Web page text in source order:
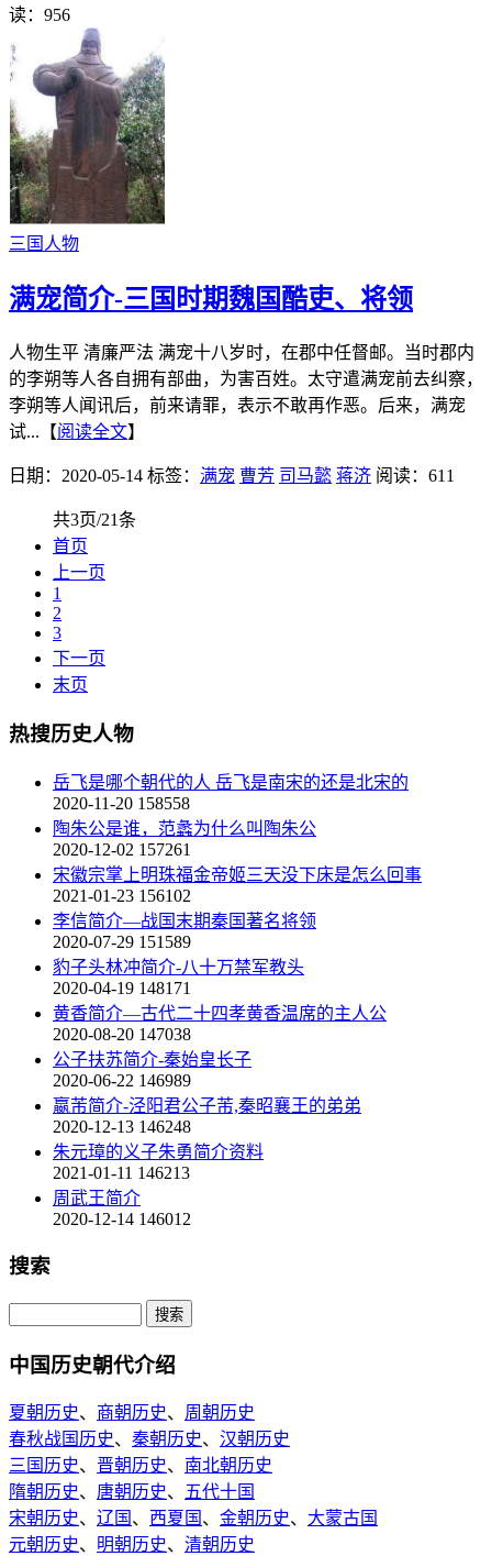
读：956
三国人物
满宠简介-三国时期魏国酷吏、将领
人物生平 清廉严法 满宠十八岁时，在郡中任督邮。当时郡内
的李朔等人各自拥有部曲，为害百姓。太守遣满宠前去纠察，
李朔等人闻讯后，前来请罪，表示不敢再作恶。后来，满宠
试...【阅读全文】
日期：2020-05-14 标签： 满宠 曹芳 司马懿 蒋济 阅读：611
共3页/21条
首页
上一页
1
2
3
下一页
末页
热搜历史人物
岳飞是哪个朝代的人 岳飞是南宋的还是北宋的
2020-11-20 158558
陶朱公是谁，范蠡为什么叫陶朱公
2020-12-02 157261
宋徽宗掌上明珠福金帝姬三天没下床是怎么回事
2021-01-23 156102
李信简介—战国末期秦国著名将领
2020-07-29 151589
豹子头林冲简介-八十万禁军教头
2020-04-19 148171
黄香简介—古代二十四孝黄香温席的主人公
2020-08-20 147038
公子扶苏简介-秦始皇长子
2020-06-22 146989
嬴芾简介-泾阳君公子芾,秦昭襄王的弟弟
2020-12-13 146248
朱元璋的义子朱勇简介资料
2021-01-11 146213
周武王简介
2020-12-14 146012
搜索
中国历史朝代介绍
夏朝历史、 商朝历史、 周朝历史
春秋战国历史、 秦朝历史、 汉朝历史
三国历史、 晋朝历史、 南北朝历史
隋朝历史、 唐朝历史、 五代十国
宋朝历史、 辽国 、 西夏国 、 金朝历史、 大蒙古国
元朝历史、 明朝历史、 清朝历史